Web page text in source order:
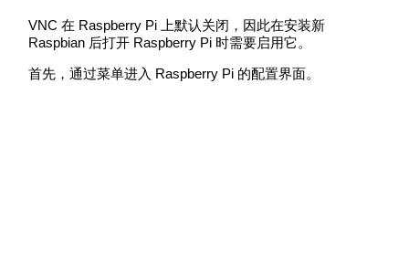
VNC 在 Raspberry Pi 上默认关闭，因此在安装新
Raspbian 后打开 Raspberry Pi 时需要启用它。
首先，通过菜单进入 Raspberry Pi 的配置界面。